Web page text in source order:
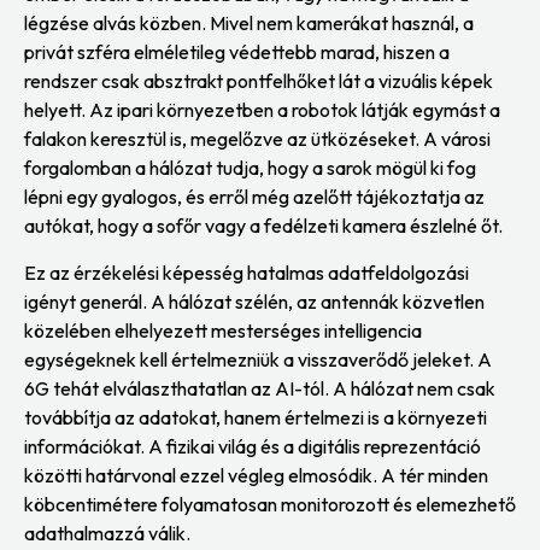
légzése alvás közben. Mivel nem kamerákat használ, a
privát szféra elméletileg védettebb marad, hiszen a
rendszer csak absztrakt pontfelhőket lát a vizuális képek
helyett. Az ipari környezetben a robotok látják egymást a
falakon keresztül is, megelőzve az ütközéseket. A városi
forgalomban a hálózat tudja, hogy a sarok mögül ki fog
lépni egy gyalogos, és erről még azelőtt tájékoztatja az
autókat, hogy a sofőr vagy a fedélzeti kamera észlelné őt.
Ez az érzékelési képesség hatalmas adatfeldolgozási
igényt generál. A hálózat szélén, az antennák közvetlen
közelében elhelyezett mesterséges intelligencia
egységeknek kell értelmezniük a visszaverődő jeleket. A
6G tehát elválaszthatatlan az AI-tól. A hálózat nem csak
továbbítja az adatokat, hanem értelmezi is a környezeti
információkat. A fizikai világ és a digitális reprezentáció
közötti határvonal ezzel végleg elmosódik. A tér minden
köbcentimétere folyamatosan monitorozott és elemezhető
adathalmazzá válik.